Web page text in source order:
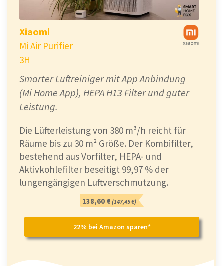
Xiaomi
Mi Air Purifier
3H
Smarter Luftreiniger mit App Anbindung
(Mi Home App), HEPA H13 Filter und guter
Leistung.
Die Lüfterleistung von 380 m³/h reicht für
Räume bis zu 30 m² Größe. Der Kombifilter,
bestehend aus Vorfilter, HEPA- und
Aktivkohlefilter beseitigt 99,97 % der
lungengängigen Luftverschmutzung.
138,60 € (147,45 €)
22% bei Amazon sparen*